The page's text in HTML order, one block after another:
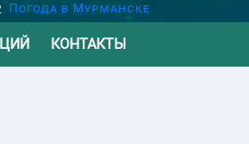
Погода в Мурманске
КОНТАКТЫ